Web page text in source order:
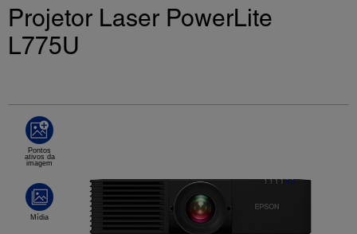
Projetor Laser PowerLite
L775U